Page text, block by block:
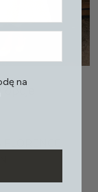
na